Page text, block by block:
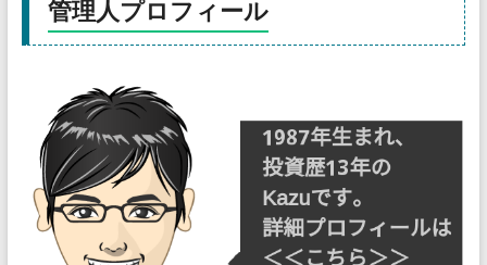
管理人プロフィール